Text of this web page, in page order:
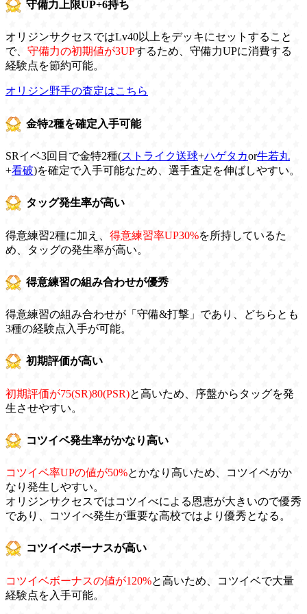
守備力上限UP+6持ち
オリジンサクセスではLv40以上をデッキにセットすること
で、 守備力の初期値が3UPするため、守備力UPに消費する
経験点を節約可能。
オリジン野手の査定はこちら
金特2種を確定入手可能
SRイベ3回目で金特2種(ストライク送球+ハゲタカor牛若丸
+看破)を確定で入手可能なため、選手査定を伸ばしやすい。
タッグ発生率が高い
得意練習2種に加え、 得意練習率UP30%を所持しているた
め、タッグの発生率が高い。
得意練習の組み合わせが優秀
得意練習の組み合わせが「守備&打撃」であり、どちらとも
3種の経験点入手が可能。
初期評価が高い
初期評価が75(SR)80(PSR)と高いため、序盤からタッグを発
生させやすい。
コツイベ発生率がかなり高い
コツイベ率UPの値が50%とかなり高いため、コツイベがか
なり発生しやすい。
オリジンサクセスではコツイべによる恩恵が大きいので優秀
であり、コツイべ発生が重要な高校ではより優秀となる。
コツイベボーナスが高い
コツイベボーナスの値が120%と高いため、コツイベで大量
経験点を入手可能。